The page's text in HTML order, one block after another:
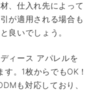
、仕入れ先によって
が適用される場合も
良いでしょう。
ィース アパレルを
。1枚からでもOK！
も対応しており、